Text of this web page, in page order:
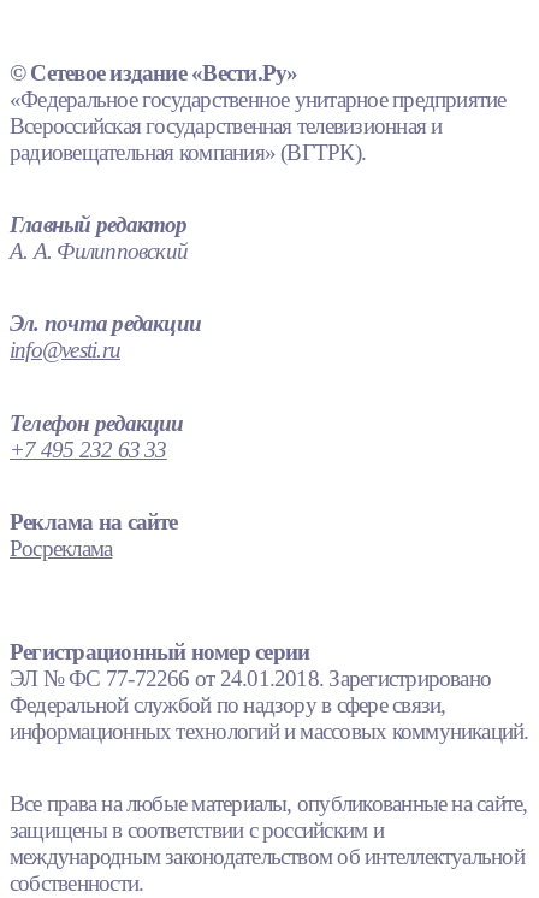
© Сетевое издание «Вести.Ру»
«Федеральное государственное унитарное предприятие
Всероссийская государственная телевизионная и
радиовещательная компания» (ВГТРК).
Главный редактор
А. А. Филипповский
Эл. почта редакции
info@vesti.ru
Телефон редакции
+7 495 232 63 33
Реклама на сайте
Росреклама
Регистрационный номер серии
ЭЛ № ФС 77-72266 от 24.01.2018. Зарегистрировано
Федеральной службой по надзору в сфере связи,
информационных технологий и массовых коммуникаций.
Все права на любые материалы, опубликованные на сайте,
защищены в соответствии с российским и
международным законодательством об интеллектуальной
собственности.